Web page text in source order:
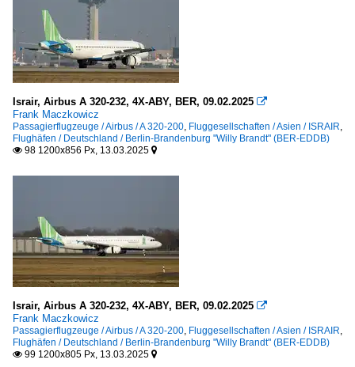
Israir, Airbus A 320-232, 4X-ABY, BER, 09.02.2025 
Frank Maczkowicz
Passagierflugzeuge / Airbus / A 320-200 Fluggesellschaften / Asien / ISRAIR
Flughäfen / Deutschland / Berlin-Brandenburg "Willy Brandt" (BER-EDDB)
 98 1200x856 Px, 13.03.2025 
Israir, Airbus A 320-232, 4X-ABY, BER, 09.02.2025 
Frank Maczkowicz
Passagierflugzeuge / Airbus / A 320-200 Fluggesellschaften / Asien / ISRAIR
Flughäfen / Deutschland / Berlin-Brandenburg "Willy Brandt" (BER-EDDB)
 99 1200x805 Px, 13.03.2025 